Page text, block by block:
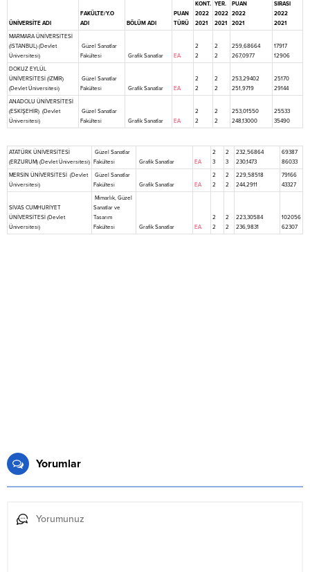
ÜNİVERSİTE ADI
FAKÜLTE/Y.O
ADI
BÖLÜM ADI
PUAN
TÜRÜ
KONT.
2022
2021
YER.
2022
2021
PUAN
2022
2021
SIRASI
2022
2021
MARMARA ÜNİVERSİTESİ
(İSTANBUL) (Devlet
Üniversitesi)
Güzel Sanatlar
Fakültesi
Grafik Sanatlar EA
2
2
2
2
259,68664
267,0977
17917
12906
DOKUZ EYLÜL
ÜNİVERSİTESİ (İZMİR)
(Devlet Üniversitesi)
Güzel Sanatlar
Fakültesi
Grafik Sanatlar EA
2
2
2
2
253,29402
251,9719
25170
29144
ANADOLU ÜNİVERSİTESİ
(ESKİŞEHİR) (Devlet
Üniversitesi)
Güzel Sanatlar
Fakültesi
Grafik Sanatlar EA
2
2
2
2
253,01550
248,13000
25533
35490
ATATÜRK ÜNİVERSİTESİ
(ERZURUM) (Devlet Üniversitesi)
Güzel Sanatlar
Fakültesi
Grafik Sanatlar EA
2
3
2
3
232,56864
230,1473
69387
86033
MERSİN ÜNİVERSİTESİ (Devlet
Üniversitesi)
Güzel Sanatlar
Fakültesi
Grafik Sanatlar EA
2
2
2
2
229,58518
244,2911
79166
43327
SİVAS CUMHURİYET
ÜNİVERSİTESİ (Devlet
Üniversitesi)
Mimarlık, Güzel
Sanatlar ve
Tasarım
Fakültesi
Grafik Sanatlar EA
2
2
2
2
223,30584
236,9831
102056
62307
Yorumlar